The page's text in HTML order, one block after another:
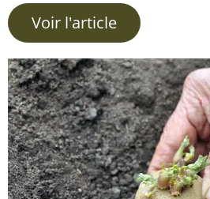
Voir l'article